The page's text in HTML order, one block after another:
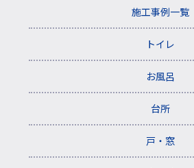
施工事例一覧
トイレ
お風呂
台所
戸・窓